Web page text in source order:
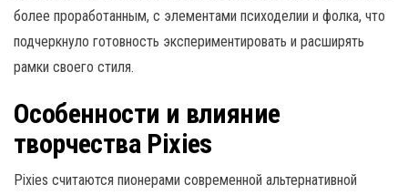
более проработанным, с элементами психоделии и фолка, что
подчеркнуло готовность экспериментировать и расширять
рамки своего стиля.
Особенности и влияние
творчества Pixies
Pixies считаются пионерами современной альтернативной